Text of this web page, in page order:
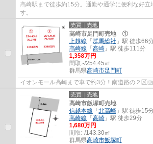
高崎駅まで徒歩約15分。通勤や通学に便利な好立
す。
売買｜売地
高崎市足門町売地 ①
上越線 「 群馬総社 」駅 徒歩66
高崎線 「 高崎 」駅 徒歩111分
1,358万円
間取:-/254.45㎡
群馬県高崎市足門町
イオンモール高崎まで車で約3分！南道路の２区画
売買｜売地
高崎市飯塚町売地
信越本線 「 北高崎 」駅 徒歩15
高崎線 「 高崎 」駅 徒歩29分
1,680万円
間取:-/143.30㎡
群馬県高崎市飯塚町